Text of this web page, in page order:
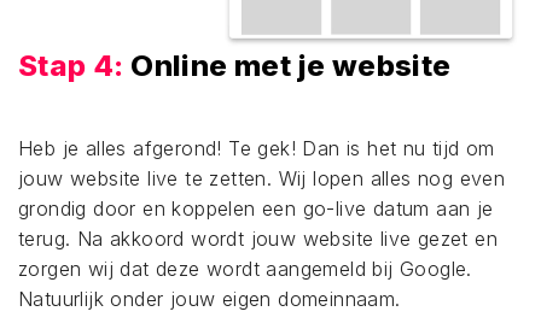
Stap 4: Online met je website
Heb je alles afgerond! Te gek! Dan is het nu tijd om
jouw website live te zetten. Wij lopen alles nog even
grondig door en koppelen een go-live datum aan je
terug. Na akkoord wordt jouw website live gezet en
zorgen wij dat deze wordt aangemeld bij Google.
Natuurlijk onder jouw eigen domeinnaam.